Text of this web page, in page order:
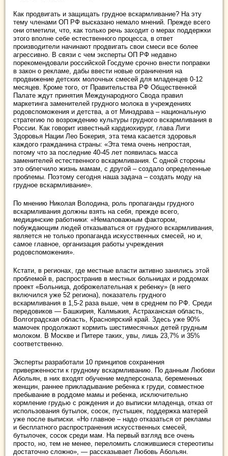
Как продвигать и защищать грудное вскармливание? На эту
тему членами ОП РФ высказано немало мнений. Прежде всего
они отметили, что, как только речь заходит о мерах поддержки
этого вполне себе естественного процесса, в ответ
производители начинают продвигать свои смеси все более
агрессивно. В связи с чем эксперты ОП РФ недавно
порекомендовали российской Госдуме срочно внести поправки
в закон о рекламе, дабы ввести новые ограничения на
продвижение детских молочных смесей для младенцев 0-12
месяцев. Кроме того, от Правительства РФ Общественной
Палате ждут принятия Международного Свода правил
маркетинга заменителей грудного молока в учреждениях
родовспоможения и детства, а от Минздрава – национальную
стратегию по возрождению культуры грудного вскармливания в
России. Как говорит известный кардиохирург, глава Лиги
Здоровья Нации Лео Бокерия, эта тема касается здоровья
каждого гражданина страны: «Эта тема очень непростая,
потому что за последние 40-45 лет появилась масса
заменителей естественного вскармливания. С одной стороны
это облегчило жизнь мамам, с другой – создало определенные
проблемы. Поэтому сегодня наша задача – создать моду на
грудное вскармливание».
По мнению Николая Володина, роль пропаганды грудного
вскармливания должны взять на себя, прежде всего,
медицинские работники: «Немаловажным фактором,
побуждающим людей отказываться от грудного вскармливания,
является не только пропаганда искусственных смесей, но и,
самое главное, организация работы учреждения
родовспоможения».
Кстати, в регионах, где местные власти активно занялись этой
проблемой в, распространив в местных больницах и роддомах
проект «Больница, доброжелательная к ребенку» (в него
включился уже 52 региона), показатель грудного
вскармливания в 1,5-2 раза выше, чем в среднем по РФ. Среди
передовиков — Башкирия, Калмыкия, Астраханская область,
Волгоградская область, Красноярский край. Здесь уже 90%
мамочек продолжают кормить шестимесячных детей грудным
молоком. В Москве и Питере таких, увы, лишь 23,7% и 35%
соответственно.
Эксперты разработали 10 принципов сохранения
приверженности к грудному вскармливанию. По данным Любови
Абольян, в них входят обучение медперсонала, беременных
женщин, раннее прикладывание ребенка к груди, совместное
пребывание в роддоме мамы и ребенка, исключительно
кормление грудью с рождения и до выписки младенца, отказ от
использования бутылок, сосок, пустышек, поддержка матерей
уже после выписки. «Но главное – надо отказаться от рекламы
и бесплатного распространения искусственных смесей,
бутылочек, сосок среди мам. На первый взгляд все очень
просто, но, тем не менее, переломить сложившиеся стереотипы
достаточно сложно», — рассказывает Любовь Абольян.